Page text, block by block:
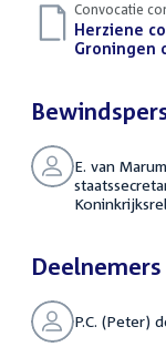
Convocatie
Download
bestand:
Herziene
Groningen
E. van Marum
Deelnemers
P.C. (Peter)